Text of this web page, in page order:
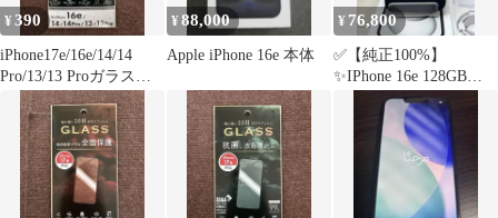
¥390
iPhone17e/16e/14/14
Pro/13/13 Proガラスフ
ィルム
¥88,000
Apple iPhone 16e 本体
¥ 76,800
✅【純正100%】
✨IPhone 16e 128GB
SIMフリー